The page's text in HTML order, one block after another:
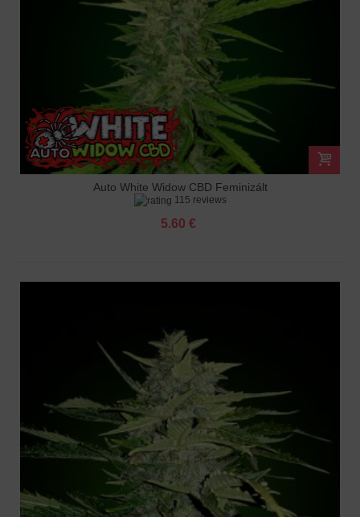
Auto White Widow CBD Feminizált
115 reviews
5.60 €